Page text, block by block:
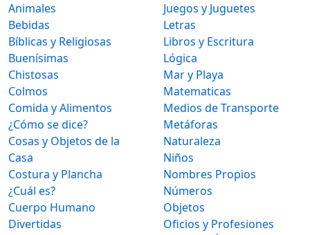
Animales
Bebidas
Bíblicas y Religiosas
Buenísimas
Chistosas
Colmos
Comida y Alimentos
¿Cómo se dice?
Cosas y Objetos de la
Casa
Costura y Plancha
¿Cuál es?
Cuerpo Humano
Divertidas
Juegos y Juguetes
Letras
Libros y Escritura
Lógica
Mar y Playa
Matematicas
Medios de Transporte
Metáforas
Naturaleza
Niños
Nombres Propios
Números
Objetos
Oficios y Profesiones